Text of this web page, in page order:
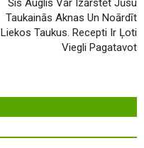
Šis Auglis Var Izārstēt Jūsu
Taukainās Aknas Un Noārdīt
Liekos Taukus. Recepti Ir Ļoti
Viegli Pagatavot